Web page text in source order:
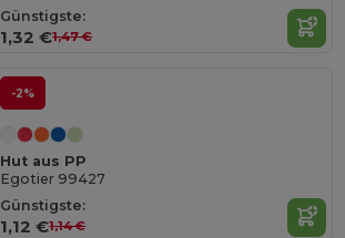
Günstigste:
1,32 €1,47 €
-2%
Hut aus PP
Egotier 99427
Günstigste:
1,12 €1,14 €